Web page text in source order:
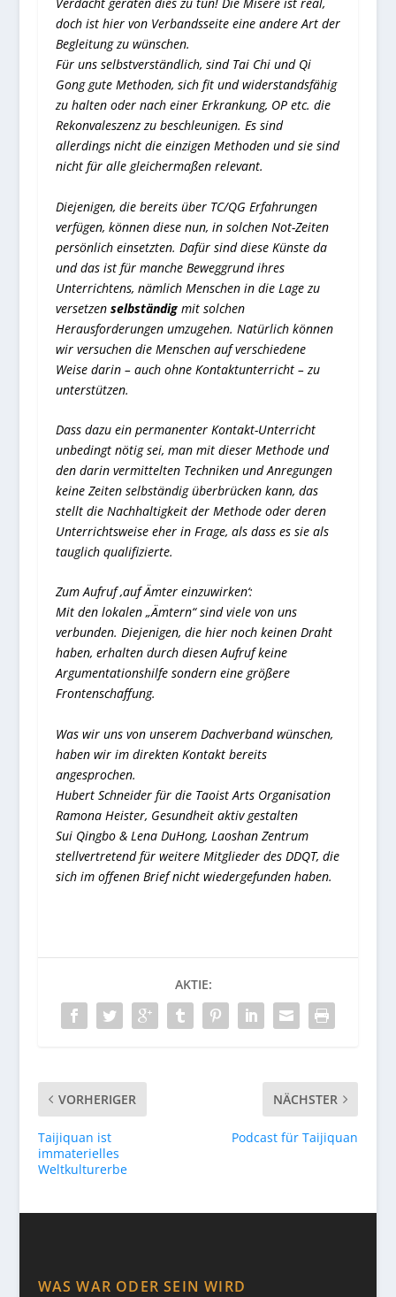
doch ist hier von Verbandsseite eine andere Art der
Begleitung zu wünschen.
Für uns selbstverständlich, sind Tai Chi und Qi
Gong gute Methoden, sich fit und widerstandsfähig
zu halten oder nach einer Erkrankung, OP etc. die
Rekonvaleszenz zu beschleunigen. Es sind
allerdings nicht die einzigen Methoden und sie sind
nicht für alle gleichermaßen relevant.
Diejenigen, die bereits über TC/QG Erfahrungen
verfügen, können diese nun, in solchen Not-Zeiten
persönlich einsetzten. Dafür sind diese Künste da
und das ist für manche Beweggrund ihres
Unterrichtens, nämlich Menschen in die Lage zu
versetzen selbständigmit solchen
Herausforderungen umzugehen. Natürlich können
wir versuchen die Menschen auf verschiedene
Weise darin – auch ohne Kontaktunterricht – zu
unterstützen.
Dass dazu ein permanenter Kontakt-Unterricht
unbedingt nötig sei, man mit dieser Methode und
den darin vermittelten Techniken und Anregungen
keine Zeiten selbständig überbrücken kann, das
stellt die Nachhaltigkeit der Methode oder deren
Unterrichtsweise eher in Frage, als dass es sie als
tauglich qualifizierte.
Zum Aufruf ‚auf Ämter einzuwirken‘:
Mit den lokalen „Ämtern“ sind viele von uns
verbunden. Diejenigen, die hier noch keinen Draht
haben, erhalten durch diesen Aufruf keine
Argumentationshilfe sondern eine größere
Frontenschaffung.
Was wir uns von unserem Dachverband wünschen,
haben wir im direkten Kontakt bereits
angesprochen.
Hubert Schneider für die Taoist Arts Organisation
Ramona Heister, Gesundheit aktiv gestalten
Sui Qingbo & Lena DuHong, Laoshan Zentrum
stellvertretend für weitere Mitglieder des DDQT, die
sich im offenen Brief nicht wiedergefunden haben.
AKTIE:
VORHERIGER
Taijiquan ist
immaterielles
Weltkulturerbe
NÄCHSTER
Podcast für Taijiquan
WAS WAR ODER SEIN WIRD